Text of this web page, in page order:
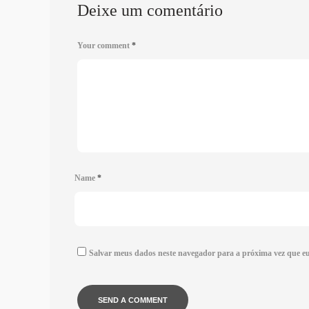
Deixe um comentário
Your comment *
Name *
Salvar meus dados neste navegador para a próxima vez que